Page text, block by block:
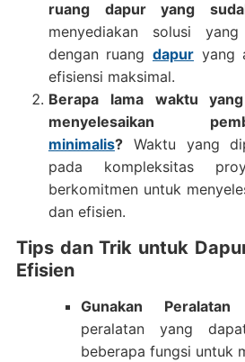
ruang dapur yang
menyediakan solusi
dengan ruang dapuryang
efisiensi maksimal.
Berapa lama waktu
menyelesaikan
minimalis?Waktu yang
pada kompleksitas
berkomitmen untuk
dan efisien.
Tips dan Trik untuk
Efisien
Gunakan Peralatan
peralatan yang
beberapa fungsi untuk